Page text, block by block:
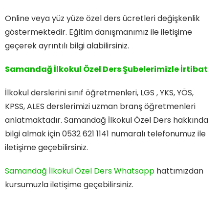
Online veya yüz yüze özel ders ücretleri değişkenlik
göstermektedir. Eğitim danışmanımız ile iletişime
geçerek ayrıntılı bilgi alabilirsiniz.
Samandağ İlkokul Özel DersŞubelerimizle İrtibat
İlkokul derslerini sınıf öğretmenleri, LGS , YKS, YÖS,
KPSS, ALES derslerimizi uzman branş öğretmenleri
anlatmaktadır. Samandağ İlkokul Özel Ders hakkında
bilgi almak için 0532 621 1141 numaralı telefonumuz ile
iletişime geçebilirsiniz.
Samandağ İlkokul Özel Ders Whatsapp hattımızdan
kursumuzla iletişime geçebilirsiniz.